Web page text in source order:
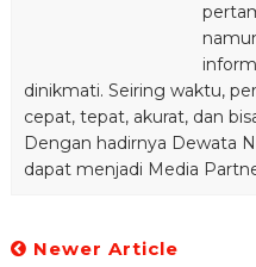
dinikmati. Seiring waktu,
cepat, tepat, akurat, dan
Dengan hadirnya Dewata
dapat menjadi Media
Newer Article